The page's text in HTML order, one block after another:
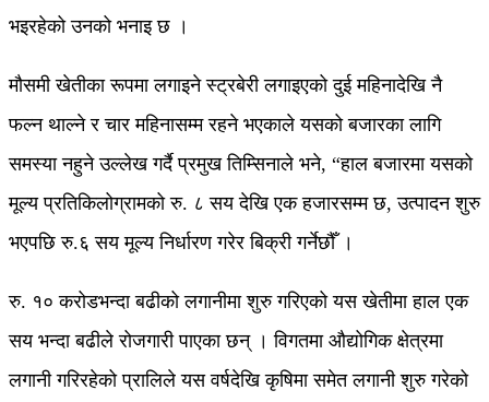
भइरहेको उनको भनाइ छ ।
मौसमी खेतीका रूपमा लगाइने स्ट्रबेरी लगाइएको दुई महिनादेखि नै
फल्न थाल्ने र चार महिनासम्म रहने भएकाले यसको बजारका लागि
समस्या नहुने उल्लेख गर्दै प्रमुख तिम्सिनाले भने, “हाल बजारमा यसको
मूल्य प्रतिकिलोग्रामको रु. ८ सय देखि एक हजारसम्म छ, उत्पादन शुरु
भएपछि रु.६ सय मूल्य निर्धारण गरेर बिक्री गर्नेछौँ ।
रु. १० करोडभन्दा बढीको लगानीमा शुरु गरिएको यस खेतीमा हाल एक
सय भन्दा बढीले रोजगारी पाएका छन् । विगतमा औद्योगिक क्षेत्रमा
लगानी गरिरहेको प्रालिले यस वर्षदेखि कृषिमा समेत लगानी शुरु गरेको